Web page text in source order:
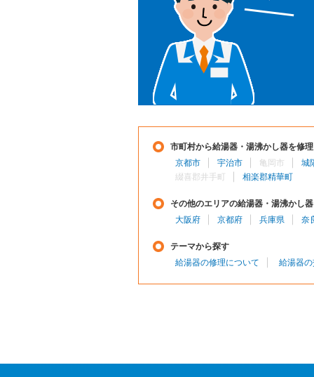
市町村から給湯器・湯沸かし器を修
京都市
宇治市 亀岡市
城
綴喜郡井手町
相楽郡精華町
その他のエリアの給湯器・湯沸かし
大阪府
京都府 兵庫県 奈
テーマから探す
給湯器の修理について
給湯器